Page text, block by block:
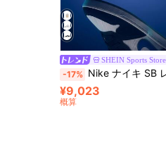
SHEIN Sports Store
-17% Nike ナイキ SB レディーススニーカー 快適 多用途 耐久性 トレーニング ス
¥9,023
概算